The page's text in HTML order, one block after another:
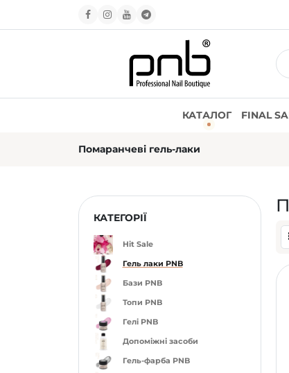
КАТАЛОГ FINAL
Помаранчеві гель-лаки
КАТЕГОРІЇ
Hit Sale
Гель лаки PNB
Бази PNB
Топи PNB
Гелі PNB
Допоміжні засоби
Гель-фарба PNB